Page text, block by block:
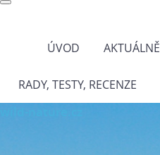
ÚVOD AKTUÁLNĚ
RADY, TESTY, RECENZE